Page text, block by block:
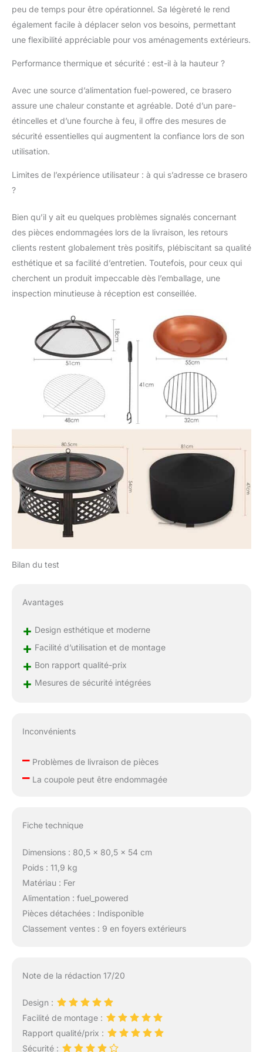
résistant jusqu'à
500°C. Équipé d'un
pare-étincelles, il
les projections. Le
fourni permet d'ajuster
le feu sans risque de
brûlure. Ses quatre
pieds stables assurent
une assise sécurisée
fiable et sûr.
vieux cuivre, plateau à
reliefs losangés et
découpes
géométriques dégage
un charme vintage à la
tendance. Ses formes
textures détaillées se
complètent
parfaitement – que ce
soit dans un coin du
jardin ou sur un
camping, il devient un
élément de style
remarquable. 【Détails
pratiques】Le bord de
mesure 12 cm de large,
offrant une surface
pratique pour déposer
épices, boissons ou
ustensiles pendant le
barbecue. Il allie
habilement stabilité et
praticité au quotidien.
1 tisonnier (41 cm), 1
grille chromée (Ø 48
cm), 1 bac à charbon
(Ø 55 cm), 1 pare-
étincelles (Ø 55 cm), 1
pour accueillir plusieurs
personnes – idéal pour
exterieur et sa grille
housse de protection
en Oxford enduit PVC
protège de la pluie et
selon la notice est
d'effort.
peu de temps pour être opérationnel. Sa légèreté le rend
également facile à déplacer selon vos besoins, permettant
une flexibilité appréciable pour vos aménagements extérieurs.
Performance thermique et sécurité : est-il à la hauteur ?
Avec une source d’alimentation fuel-powered, ce brasero
assure une chaleur constante et agréable. Doté d’un pare-
étincelles et d’une fourche à feu, il offre des mesures de
sécurité essentielles qui augmentent la confiance lors de son
utilisation.
Limites de l’expérience utilisateur : à qui s’adresse ce brasero
?
Bien qu’il y ait eu quelques problèmes signalés concernant
des pièces endommagées lors de la livraison, les retours
clients restent globalement très positifs, plébiscitant sa qualité
esthétique et sa facilité d’entretien. Toutefois, pour ceux qui
cherchent un produit impeccable dès l’emballage, une
inspection minutieuse à réception est conseillée.
Bilan du test
Avantages
+ Design esthétique et moderne
+ Facilité d’utilisation et de montage
+ Bon rapport qualité-prix
+ Mesures de sécurité intégrées
Inconvénients
–Problèmes de livraison de pièces
–La coupole peut être endommagée
Fiche technique
Dimensions : 80,5 x 80,5 x 54 cm
Poids : 11,9 kg
Matériau : Fer
Alimentation : fuel_powered
Pièces détachées : Indisponible
Classement ventes : 9 en foyers extérieurs
Note de la rédaction 17/20
Design :
Facilité de montage :
Rapport qualité/prix :
Sécurité :